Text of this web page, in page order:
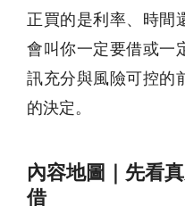
正買的是利率、時間
會叫你一定要借或一
訊充分與風險可控的
的決定。
內容地圖｜先看
借